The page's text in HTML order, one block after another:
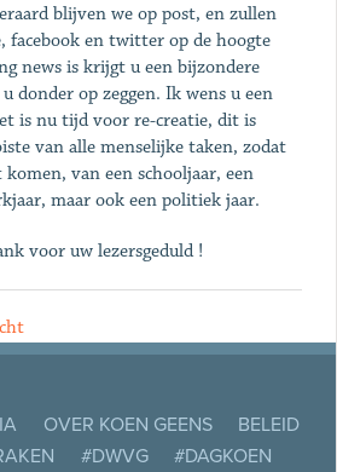
blijven we op post, en zullen
facebook en twitter op de hoogte
news is krijgt u een bijzondere
donder op zeggen. Ik wens u een
is nu tijd voor re-creatie, dit is
van alle menselijke taken, zodat
van een schooljaar, een
maar ook een politiek jaar.
voor uw lezersgeduld !
OVER KOEN GEENS
BELEID
#DWVG
#DAGKOEN